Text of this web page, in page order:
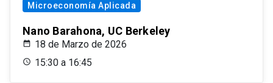
Microeconomía Aplicada
Nano Barahona, UC Berkeley
18 de Marzo de 2026
15:30 a 16:45